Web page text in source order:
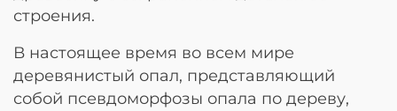
строения.
В настоящее время во всем мире
деревянистый опал, представляющий
собой псевдоморфозы опала по дереву,